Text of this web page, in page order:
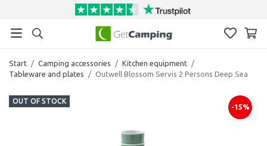
Start / Camping accessories / Kitchen equipment /
Tableware and plates
/ Outwell Blossom Servis 2 Persons Deep Sea
OUT OF STOCK
-15%